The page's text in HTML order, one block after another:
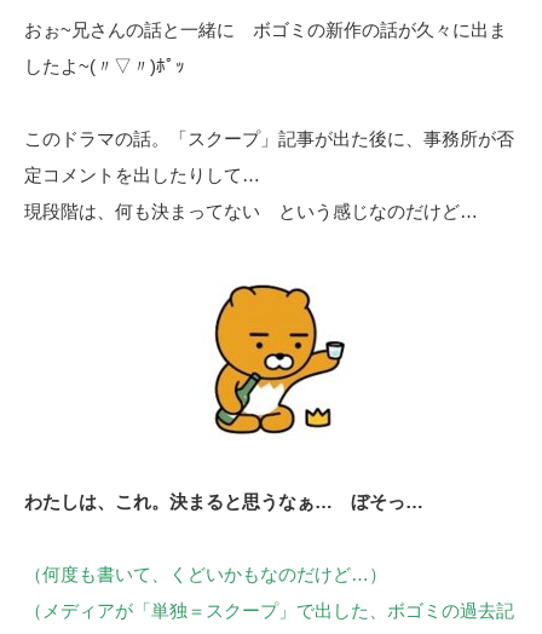
おぉ~兄さんの話と一緒に ボゴミの新作の話が久々に出ま
したよ~(〃▽〃)ﾎﾟｯ
このドラマの話。「スクープ」記事が出た後に、事務所が否
定コメントを出したりして…
現段階は、何も決まってない という感じなのだけど…
わたしは、これ。決まると思うなぁ… ぼそっ…
（何度も書いて、くどいかもなのだけど…）
（メディアが「単独＝スクープ」で出した、ボゴミの過去記